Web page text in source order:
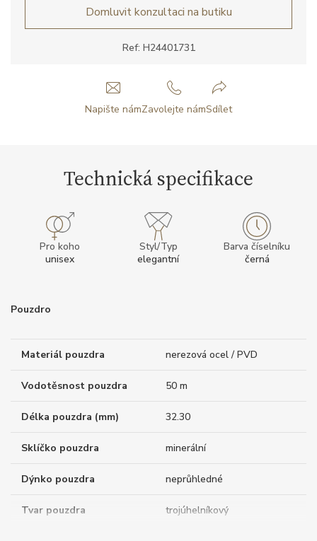
Ref: H24401731
Domluvit konzultaci na butiku
Napište námZavolejte námSdílet
Technická specifikace
Pro koho
unisex
Styl/Typ
elegantní
Barva číselníku
černá
Pouzdro
Materiál pouzdra nerezová ocel / PVD
Vodotěsnost pouzdra 50 m
Délka pouzdra (mm) 32.30
Sklíčko pouzdra minerální
Dýnko pouzdra neprůhledné
Tvar pouzdra trojúhelníkový